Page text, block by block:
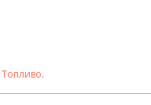
Топливо.